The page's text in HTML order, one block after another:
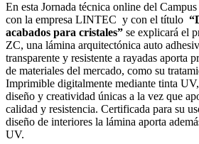
En esta Jornada técnica online del
con la empresa LINTEC y con el título “
acabados para cristales” se explicará el
ZC, una lámina arquitectónica auto
transparente y resistente a rayadas aporta
de materiales del mercado, como su
Imprimible digitalmente mediante tinta
diseño y creatividad únicas a la vez que
calidad y resistencia. Certificada para su
diseño de interiores la lámina aporta
UV.